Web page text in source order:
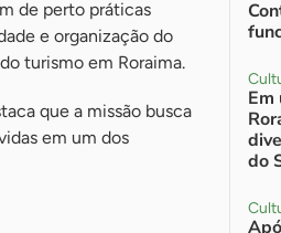
de perto práticas
e organização do
turismo em Roraima.
que a missão busca
em um dos
Em
do